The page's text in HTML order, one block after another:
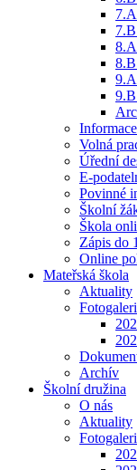
Volná
Úřední
E-
Povinné
Školní
Škola
Zápis do
Online
Mateřská škola
Aktuality
Archív
Školní družina
O nás
Aktuality